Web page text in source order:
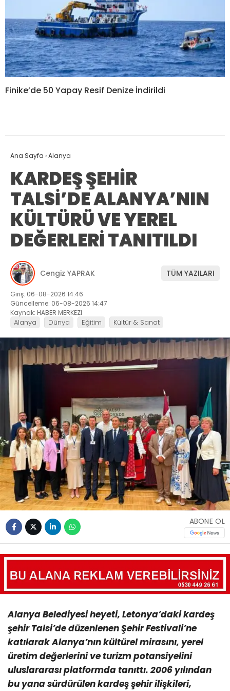
Finike’de 50 Yapay Resif Denize İndirildi
Ana Sayfa ›Alanya
KARDEŞ ŞEHİR
TALSİ’DE ALANYA’NIN
KÜLTÜRÜ VE YEREL
DEĞERLERİ TANITILDI
Cengiz YAPRAK TÜM YAZILARI
Giriş: 06-08-2026 14:46
Güncelleme: 06-08-2026 14:47
Kaynak: HABER MERKEZI
Alanya Dünya Eğitim Kültür & Sanat
ABONE OL
Alanya Belediyesi heyeti, Letonya’daki kardeş
şehir Talsi’de düzenlenen Şehir Festivali’ne
katılarak Alanya’nın kültürel mirasını, yerel
üretim değerlerini ve turizm potansiyelini
uluslararası platformda tanıttı. 2006 yılından
bu yana sürdürülen kardeş şehir ilişkileri,